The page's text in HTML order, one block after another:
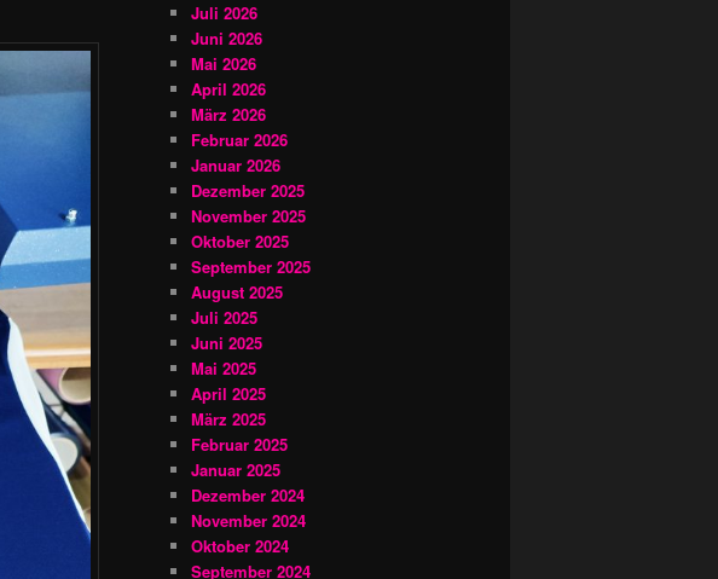
Juli 2026
Juni 2026
Mai 2026
April 2026
März 2026
Februar 2026
Januar 2026
Dezember 2025
November 2025
Oktober 2025
September 2025
August 2025
Juli 2025
Juni 2025
Mai 2025
April 2025
März 2025
Februar 2025
Januar 2025
Dezember 2024
November 2024
Oktober 2024
September 2024